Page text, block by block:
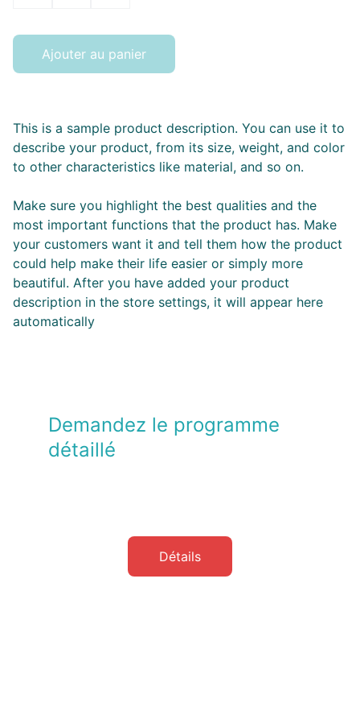
Ajouter au panier
This is a sample product description. You can use it to
describe your product, from its size, weight, and color
to other characteristics like material, and so on.
Make sure you highlight the best qualities and the
most important functions that the product has. Make
your customers want it and tell them how the product
could help make their life easier or simply more
beautiful. After you have added your product
description in the store settings, it will appear here
automatically
Détails
Demandez le programme
détaillé